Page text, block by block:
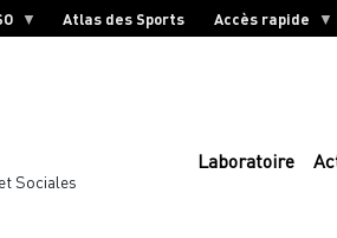
Atlas des Sports Accès rapide
Sociales
Laboratoire